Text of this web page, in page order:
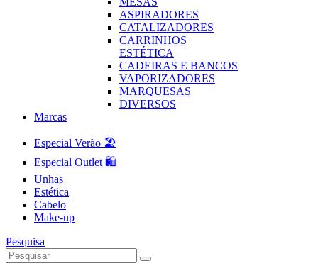
ASPIRADORES
CATALIZADORES
CARRINHOS
ESTÉTICA
CADEIRAS E BANCOS
VAPORIZADORES
MARQUESAS
DIVERSOS
Marcas
Especial Verão 🏖️
Especial Outlet 🛍️
Unhas
Estética
Cabelo
Make-up
Pesquisa